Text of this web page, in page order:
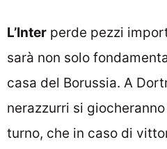
L’Inter perde pezzi
sarà non solo
casa del Borussia. A
nerazzurri si
turno, che in caso di